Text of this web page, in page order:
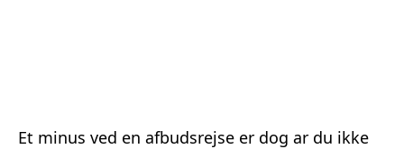
Et minus ved en afbudsrejse er dog ar du ikke